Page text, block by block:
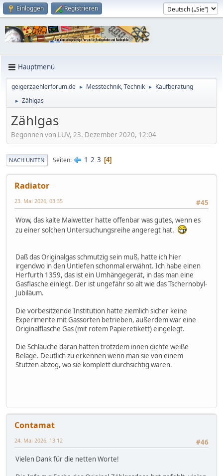
Einloggen Registrieren
Hauptmenü
geigerzaehlerforum.de ► Messtechnik, Technik ► Kaufberatung
► Zählgas
Zählgas
Begonnen von LUV, 23. Dezember 2020, 12:04
NACH UNTEN Seiten 1 2 3 4
Radiator
#45
23. Mai 2026, 03:35
Wow, das kalte Maiwetter hatte offenbar was gutes, wenn es
zu einer solchen Untersuchungsreihe angeregt hat.
Daß das Originalgas schmutzig sein muß, hatte ich hier
irgendwo in den Untiefen schonmal erwähnt. Ich habe einen
Herfurth 1359, das ist ein Umhängegerät, in das man eine
Gasflasche einlegt. Der ist ungefähr so alt wie das Tschernobyl-
Jubiläum.
Die vorbesitzende Institution hatte ziemlich sicher keine
Experimente mit Gassorten betrieben, außerdem war eine
Originalflasche Gas (mit rotem Papieretikett) eingelegt.
Die Schläuche daran hatten trotzdem innen dichte weiße
Beläge. Deutlich zu erkennen wenn man sie von einem
Stutzen abzog, wo sie komplett durchsichtig waren.
Contamat
#46
24. Mai 2026, 13:12
Vielen Dank für die netten Worte!